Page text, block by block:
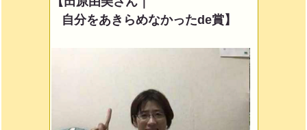
自分をあきらめなかったde賞】